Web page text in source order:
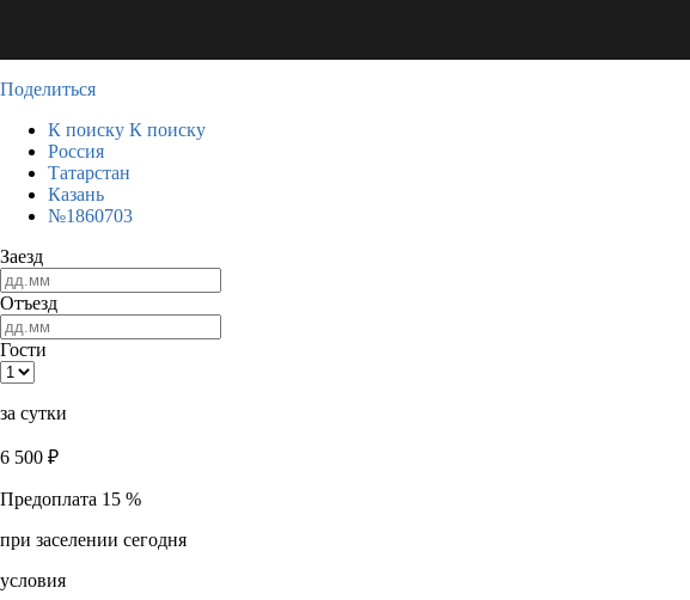
Поделиться
К поиску К поиску
Россия
Татарстан
Казань
№1860703
Заезд
Отъезд
Гости
за сутки
6 500 ₽
Предоплата 15 %
при заселении сегодня
условия